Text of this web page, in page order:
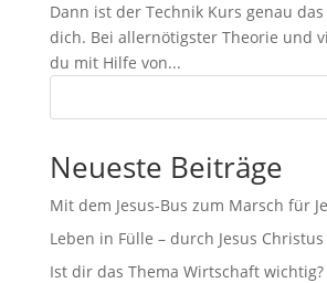
Dann ist der Technik Kurs genau
dich. Bei allernötigster Theorie und
du mit Hilfe von...
Neueste Beiträge
Mit dem Jesus-Bus zum Marsch für
Leben in Fülle – durch Jesus Christus
Ist dir das Thema Wirtschaft wichtig?